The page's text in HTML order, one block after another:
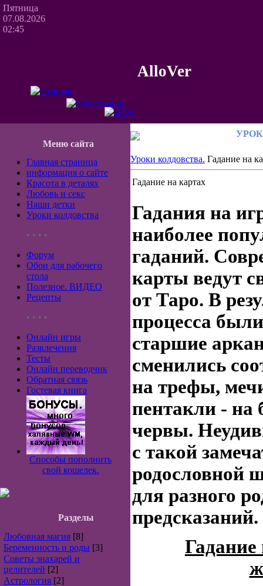
Пятница
07.08.2026
02:45
AlloVer
Меню сайта
Главная страница
информация о сайте
Красота в деталях
Любовь и секс
Наши детки
Уроки колдовства
• • • •
Форум
Обои для рабочего
стола
Полезное. ВИДЕО
Рецепты
• • • •
Онлайн игры
Развлечения
Тесты
Онлайн переводчик
Обратная связь
Гостевая книга
Способы пополнить
свой кошелек.
Разделы
Любовная магия [8]
Беременность и роды [3]
Советы знахарей и
целителей [2]
Астрология [2]
Уроки колдовства. Гадание на
Гадание на картах
Гадания на
наиболее
гаданий.
карты ведут
от Таро. В
процесса
старшие
сменились
на трефы,
пентакли - на
червы.
с такой
родословной
для разного
предсказаний.
Гадание